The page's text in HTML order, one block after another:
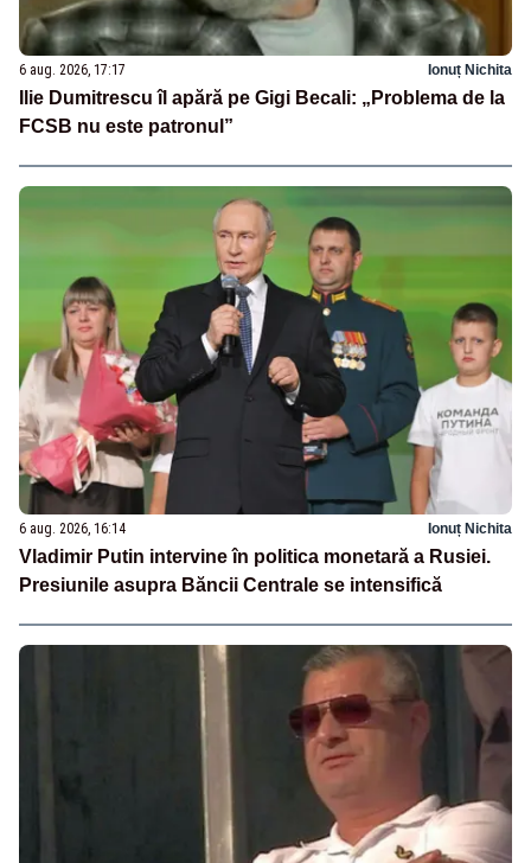
6 aug. 2026, 17:17 Ionuț Nichita
Ilie Dumitrescu îl apără pe Gigi Becali: „Problema de la
FCSB nu este patronul”
6 aug. 2026, 16:14 Ionuț Nichita
Vladimir Putin intervine în politica monetară a Rusiei.
Presiunile asupra Băncii Centrale se intensifică